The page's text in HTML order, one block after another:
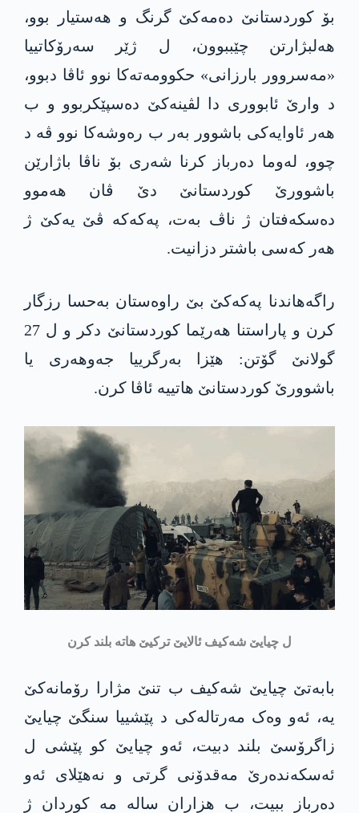
بۆ کوردستانێ ده‌مه‌كێ گرنگ و هه‌ستیار بوو،
ھەلبژارتن چێببوون، ل ژێر سەرۆکاتییا
«مەسروور بارزانی» حكوومه‌تەکا نوو ئاڤا دبوو،
د وارێ ئابووری دا لڤینەکێ دەسپێکربوو و ب
ھەر ئاوایه‌كی باشوور بەر ب ره‌وشه‌كا نوو ڤە د
چوو، له‌وما ده‌رباز كرنا شه‌ری بۆ ناڤا باژارێن
باشوورێ كوردستانێ دێ ڤان ھەموو
دەسکەفتان ژ ناڤ بەت، په‌كه‌كه‌ ڤێ یه‌كێ ژ
هه‌ر کەسی باشتر دزانیت.
راگەھاندنا په‌كه‌كێ بێ راوه‌ستان به‌حسا رزگار
کرن و پاراستنا ھەرێما کوردستانێ دکر و ل 27
گولانێ گۆتن: ھێزا بەرگرییا جەوھەری یا
باشوورێ کوردستانێ هاتییه‌ ئاڤا كرن.
ل چیایێ شەکیف ئالایێ ترکیێ ھاتە بلند كرن
بابه‌تێ چیایێ شەکیف ب تنێ مژارا رۆمانه‌كێ
یە، ئەو وەک مەرتالەکی د پێشییا سنگێ چیایێ
زاگرۆسێ بلند دبیت، ئەو چیایێ کو پێشی ل
ئه‌سکەندەرێ مەقدۆنی گرتی و نەھێلای ئەو
دەرباز ببیت، ب ھزاران سالە مە کوردان ژ